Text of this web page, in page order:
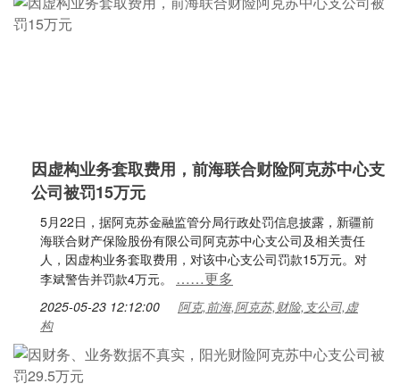
因虚构业务套取费用，前海联合财险阿克苏中心支
公司被罚15万元
5月22日，据阿克苏金融监管分局行政处罚信息披露，新疆前
海联合财产保险股份有限公司阿克苏中心支公司及相关责任
人，因虚构业务套取费用，对该中心支公司罚款15万元。对
李斌警告并罚款4万元。 ……更多
2025-05-23 12:12:00
阿克,前海,阿克苏,财险,支公司,虚
构